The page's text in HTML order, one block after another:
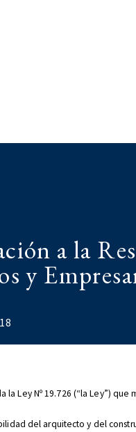
a la
y
Ley Nº 19.726 (“la Ley”)
del arquitecto y del